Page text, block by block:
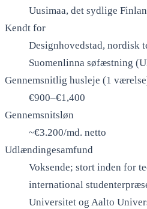
Uusimaa, det sydlige
Kendt for
Designhovedstad, nordisk
Suomenlinna søfæstning
Gennemsnitlig husleje (1
€900–€1,400
Gennemsnitsløn
~€3.200/md. netto
Udlændingesamfund
Voksende; stort inden for
international
Universitet og Aalto